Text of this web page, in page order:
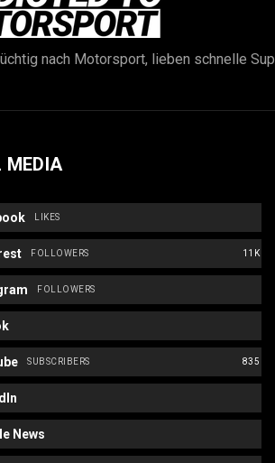
nach Motorsport, lieben schnelle
MEDIA
LIKES
11K
FOLLOWERS
FOLLOWERS
835
SUBSCRIBERS
News